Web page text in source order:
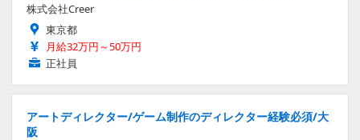
株式会社Creer
東京都
月給32万円～50万円
正社員
アートディレクター/ゲーム制作のディレクター経験必須/大
阪